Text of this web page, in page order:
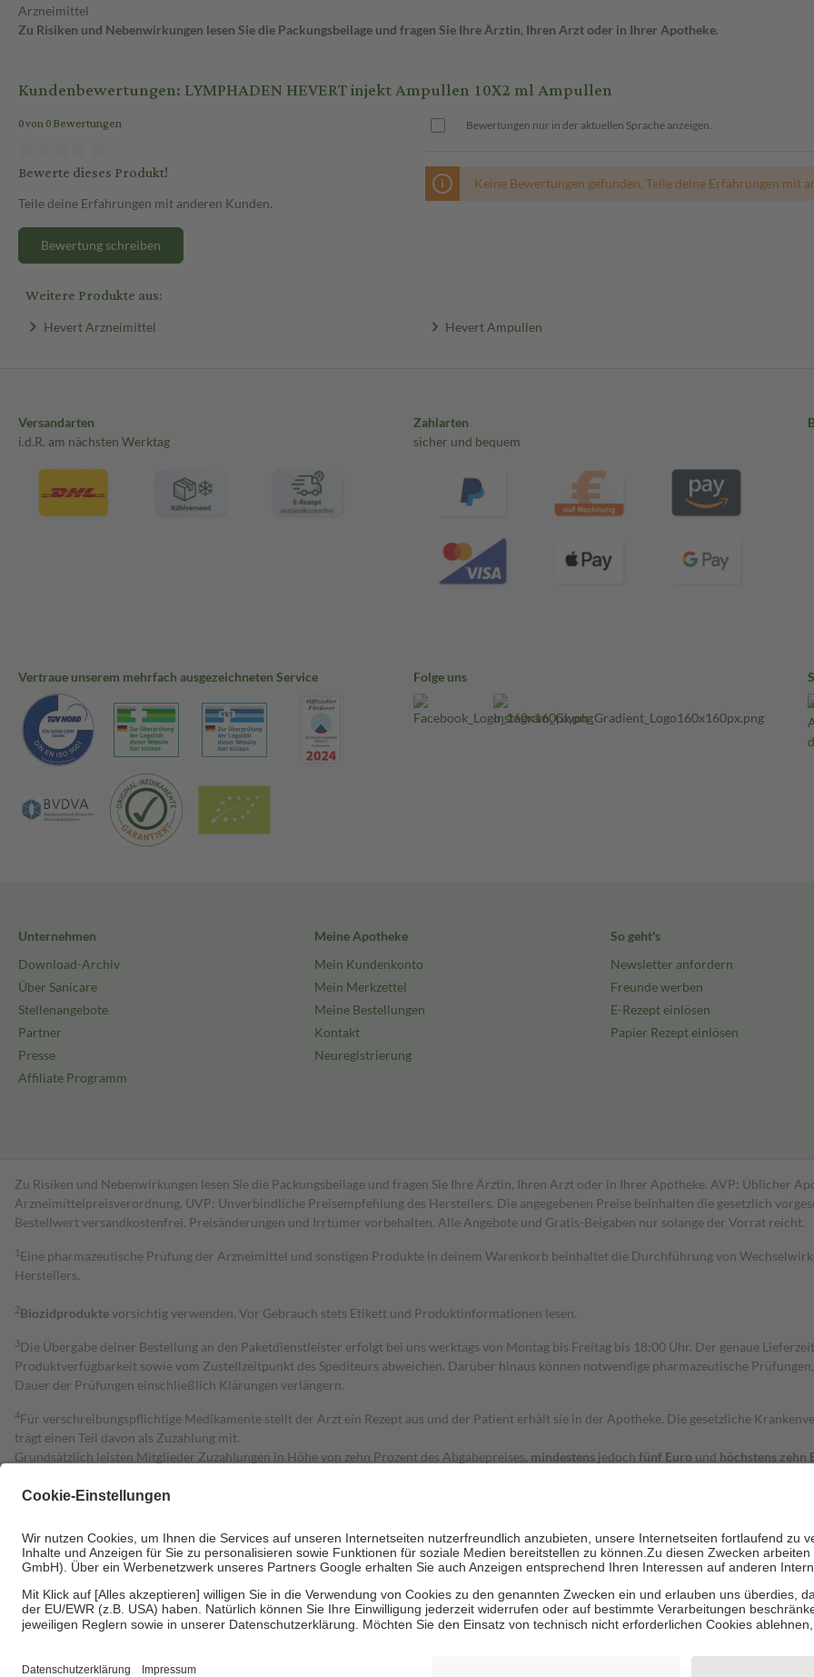
Arzneimittel
Zu Risiken und Nebenwirkungen lesen Sie die Packungsbeilage und fragen Sie Ihre Ärztin, Ihren Arzt oder in Ihrer Apotheke.
Kundenbewertungen: LYMPHADEN HEVERT injekt Ampullen 10X2 ml Ampullen
0 von 0 Bewertungen
Bewerte dieses Produkt!
Teile deine Erfahrungen mit anderen Kunden.
Bewertung schreiben
Bewertungen nur in der aktuellen Sprache anzeigen.
Keine Bewertungen gefunden. Teile deine Erfahrungen mit
Weitere Produkte aus:
Hevert Arzneimittel Hevert Ampullen
Versandarten
i.d.R. am nächsten Werktag
Zahlarten
sicher und bequem
Vertraue unserem mehrfach ausgezeichneten Service Folge uns
Unternehmen
Download-Archiv
Über Sanicare
Stellenangebote
Partner
Presse
Affiliate Programm
Meine Apotheke
Mein Kundenkonto
Mein Merkzettel
Meine Bestellungen
Kontakt
Neuregistrierung
So geht's
Newsletter anfordern
Freunde werben
E-Rezept einlösen
Papier Rezept einlösen
Zu Risiken und Nebenwirkungen lesen Sie die Packungsbeilage und fragen Sie Ihre Ärztin, Ihren Arzt oder in Ihrer Apotheke. AVP: Üblicher
Arzneimittelpreisverordnung. UVP: Unverbindliche Preisempfehlung des Herstellers. Die angegebenen Preise beinhalten die gesetzlich
Bestell­wert versand­kosten­frei. Preisänderungen und Irrtümer vorbehalten. Alle Angebote und Gratis-Beigaben nur solange der Vorrat reicht.
1 Eine pharmazeutische Prüfung der Arzneimittel und sonstigen Produkte in deinem Warenkorb beinhaltet die Durchführung von
Herstellers.
2Biozidproduktevorsichtig verwenden. Vor Gebrauch stets Etikett und Produktinformationen lesen.
3Die Übergabe deiner Bestellung an den Paketdienstleister erfolgt bei uns werktags von Montag bis Freitag bis 18:00 Uhr. Der genaue
Produktverfügbarkeit sowie vom Zustellzeitpunkt des Spediteurs abweichen. Darüber hinaus können notwendige pharmazeutische
Dauer der Prüfungen einschließlich Klärungen verlängern.
4Für verschreibungspflichtige Medikamente stellt der Arzt ein Rezept aus und der Patient erhält sie in der Apotheke. Die gesetzliche
trägt einen Teil davon als Zuzahlung mit.
Grundsätzlich leisten Mitglieder Zuzahlungen in Höhe von zehn Prozent des Abgabepreises, mindestens jedoch fünf Euro und höchstens zehn
Diese Regeln gelten grundsätzlich auch für Online-Apotheken.
Um das Engagement der Versicherten für ihre eigene Gesundheit zu stärken und die besondere Stellung der Familie zu unterstützen, fallen
• Kindern und Jugendlichen bis zum vollendeten 18. Lebensjahr mit Ausnahme der Fahrkosten
• Untersuchungen zur Vorsorge und Früherkennung, die von der GKV getragen werden
• empfohlenen Schutzimpfungen
• Harn- und Blutteststreifen
Informationen findest du hier: https://help.etrusted.com/hc/de/articles/4419944605341